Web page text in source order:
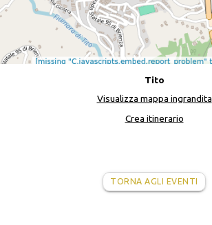
Tito
Visualizza mappa ingrandita
Crea itinerario
TORNA AGLI EVENTI